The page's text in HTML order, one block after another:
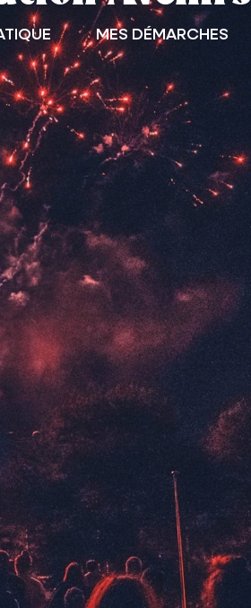
MES DÉMARCHES